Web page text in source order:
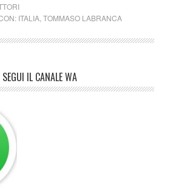
ITALIA, TOMMASO LABRANCA
SEGUI IL CANALE WA